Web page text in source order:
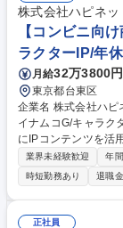
分・処方・使用感・
善を重ねながら“本
囲】当社業務全般 募集職種 【東京(銀座)/総合職】未経験歓迎！商品部(企
画・開発)採用
株式会社ハピネッ
【コンビニ向
ラクターIP/年
月給32万3800
東京都台東区
企業名 株式会社ハピネット 求人名 【コンビニ向け商
イナムコG/キャラクターIP/年休125日
にIPコンテンツを活
発業務を行います。
レンドを生み出す側になれる仕事で
コンテンツを起用し
るトレンドIPの早期
メーカーへのIPコン
業界未経験歓迎 年
時短勤務あり
退職
正社員